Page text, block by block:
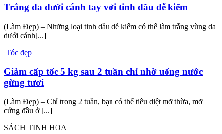
Trắng da dưới cánh tay với tinh dầu dễ kiếm
(Làm Đẹp) – Những loại tinh dầu dễ kiếm có thể làm trắng vùng da
dưới cánh[...]
Tóc đẹp
Giảm cấp tốc 5 kg sau 2 tuần chỉ nhờ uống nước
gừng tươi
(Làm Đẹp) – Chỉ trong 2 tuần, bạn có thể tiêu diệt mỡ thừa, mỡ
cứng đầu ở [...]
SÁCH TINH HOA